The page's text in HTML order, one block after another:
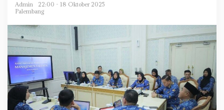
Admin
22:00 - 18 Oktober 2025
Palembang